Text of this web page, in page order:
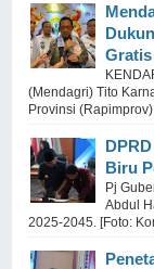
(Mendagri) Tito
Provinsi
Biru
Pj
Abdul
2025-2045. [Foto: